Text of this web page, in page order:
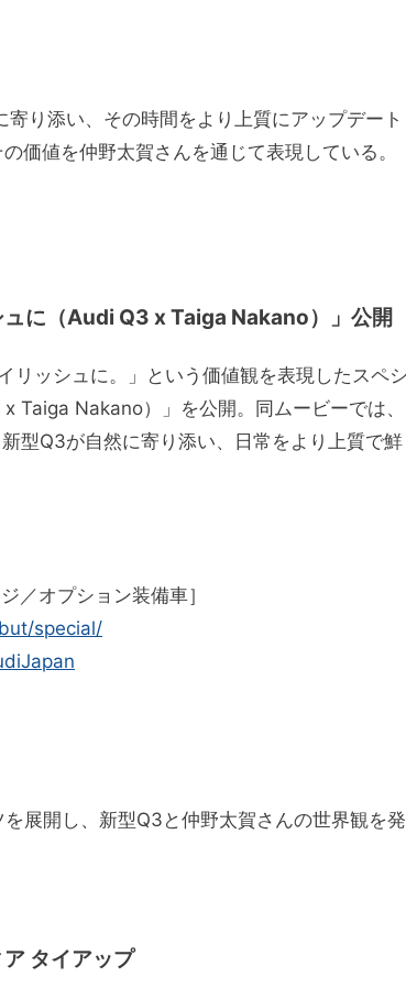
り添い、その時間をより上質にアップデート
価値を仲野太賀さんを通じて表現している。
に（Audi Q3 x Taiga Nakano）」公開
リッシュに。」という価値観を表現したスペ
Taiga Nakano）」を公開。同ムービーでは、
型Q3が自然に寄り添い、日常をより上質で鮮
／オプション装備車］
special/
展開し、新型Q3と仲野太賀さんの世界観を発
タイアップ